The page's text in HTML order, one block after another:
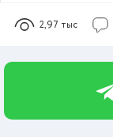
2,97 тыс